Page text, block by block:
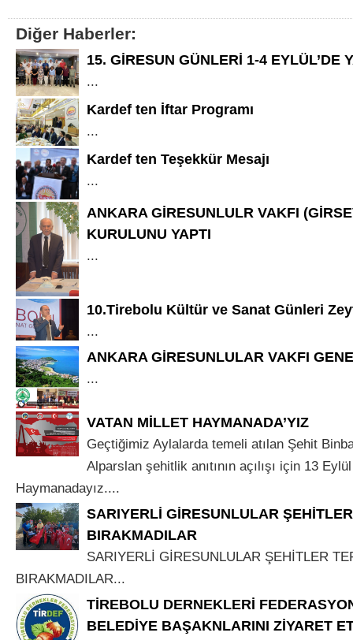
Diğer Haberler:
15. GİRESUN GÜNLERİ 1-4 EYLÜL’DE
...
Kardef ten İftar Programı
...
Kardef ten Teşekkür Mesajı
...
ANKARA GİRESUNLULR VAKFI
KURULUNU YAPTI
...
10.Tirebolu Kültür ve Sanat Günleri
...
ANKARA GİRESUNLULAR VAKFI
...
VATAN MİLLET HAYMANADA’YIZ
Geçtiğimiz Aylalarda temeli atılan Şehit
Alparslan şehitlik anıtının açılışı için 13
Haymanadayız....
SARIYERLİ GİRESUNLULAR
BIRAKMADILAR
SARIYERLİ GİRESUNLULAR ŞEHİTLER
BIRAKMADILAR...
TİREBOLU DERNEKLERİ
BELEDİYE BAŞAKNLARINI ZİYARET